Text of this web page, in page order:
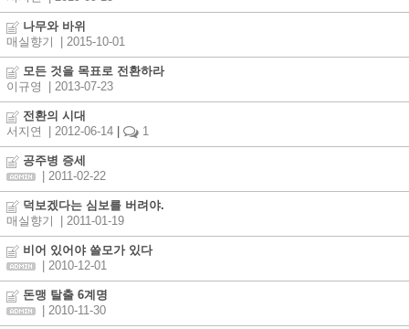
나무와 바위
매실향기
| 2015-10-01
모든 것을 목표로 전환하라
이규영
| 2013-07-23
전환의 시대
서지연
| 2012-06-14 1
공주병 증세
| 2011-02-22
덕보겠다는 심보를 버려야.
매실향기
| 2011-01-19
비어 있어야 쓸모가 있다
| 2010-12-01
돈맹 탈출 6계명
| 2010-11-30